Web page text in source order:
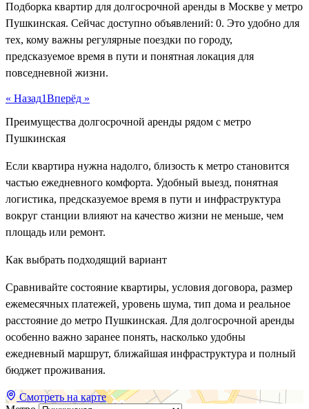
Подборка квартир для долгосрочной аренды в Москве у метро
Пушкинская. Сейчас доступно объявлений: 0. Это удобно для
тех, кому важны регулярные поездки по городу,
предсказуемое время в пути и понятная локация для
повседневной жизни.
« Назад1Вперёд »
Преимущества долгосрочной аренды рядом с метро
Пушкинская
Если квартира нужна надолго, близость к метро становится
частью ежедневного комфорта. Удобный выезд, понятная
логистика, предсказуемое время в пути и инфраструктура
вокруг станции влияют на качество жизни не меньше, чем
площадь или ремонт.
Как выбрать подходящий вариант
Сравнивайте состояние квартиры, условия договора, размер
ежемесячных платежей, уровень шума, тип дома и реальное
расстояние до метро Пушкинская. Для долгосрочной аренды
особенно важно заранее понять, насколько удобны
ежедневный маршрут, ближайшая инфраструктура и полный
бюджет проживания.
Смотреть на карте